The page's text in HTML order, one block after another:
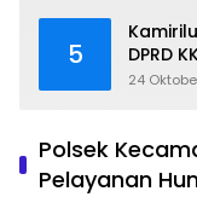
5
DPRD
24
Polsek
Pelayanan